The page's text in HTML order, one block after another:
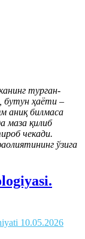
турган-
бутун ҳаёти –
аниқ билмаса
маза қилиб
чекади.
ўзига
10.05.2026